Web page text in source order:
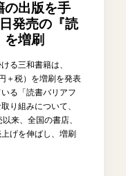
の出版を手
発売の『読
を増刷
る三和書籍は、
＋税）を増刷を発表
る「読書バリアフ
り組みについて、
来、全国の書店、
げを伸ばし、増刷